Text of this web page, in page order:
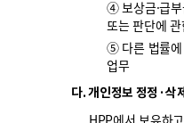
④ 보상금·급
또는 판단에
⑤ 다른 법률에
업무
다. 개인정보 정정·삭
HPP에서 보유하